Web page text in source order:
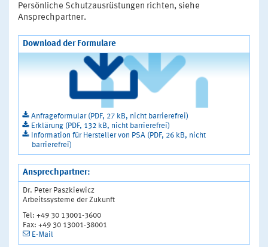
Persönliche Schutzausrüstungen richten, siehe
Ansprechpartner.
Download der Formulare
Anfrageformular (PDF, 27 kB, nicht barrierefrei)
Erklärung (PDF, 132 kB, nicht barrierefrei)
Information für Hersteller von PSA (PDF, 26 kB, nicht
barrierefrei)
Ansprechpartner:
Dr. Peter Paszkiewicz
Arbeitssysteme der Zukunft
Tel: +49 30 13001-3600
Fax: +49 30 13001-38001
E-Mail